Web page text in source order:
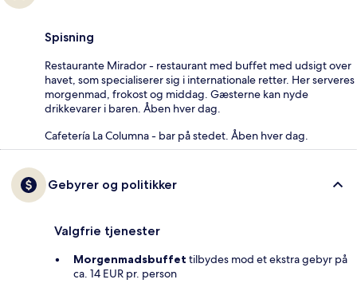
Spisning
Restaurante Mirador - restaurant med buffet med udsigt over
havet, som specialiserer sig i internationale retter. Her serveres
morgenmad, frokost og middag. Gæsterne kan nyde
drikkevarer i baren. Åben hver dag.
Cafetería La Columna - bar på stedet. Åben hver dag.
Gebyrer og politikker
Valgfrie tjenester
Morgenmadsbuffet tilbydes mod et ekstra gebyr på
ca. 14 EUR pr. person